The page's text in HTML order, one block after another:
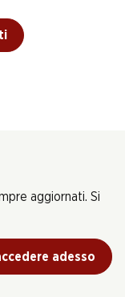
aggiornati. Si
adesso